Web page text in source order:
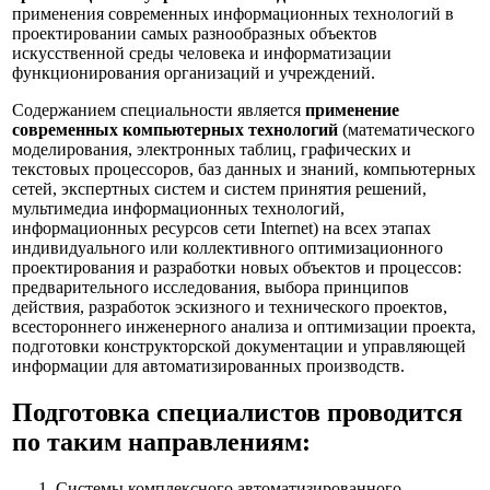
применения современных информационных технологий в
проектировании самых разнообразных объектов
искусственной среды человека и информатизации
функционирования организаций и учреждений.
Содержанием специальности является применение
современных компьютерных технологий (математического
моделирования, электронных таблиц, графических и
текстовых процессоров, баз данных и знаний, компьютерных
сетей, экспертных систем и систем принятия решений,
мультимедиа информационных технологий,
информационных ресурсов сети Internet) на всех этапах
индивидуального или коллективного оптимизационного
проектирования и разработки новых объектов и процессов:
предварительного исследования, выбора принципов
действия, разработок эскизного и технического проектов,
всестороннего инженерного анализа и оптимизации проекта,
подготовки конструкторской документации и управляющей
информации для автоматизированных производств.
Подготовка специалистов проводится
по таким направлениям: